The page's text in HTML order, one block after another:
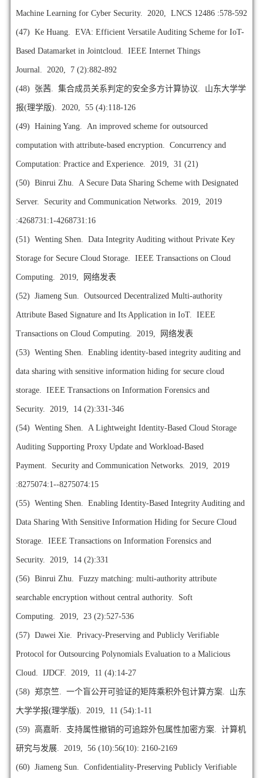
Machine Learning for Cyber Security. 2020, LNCS 12486 :578-592
(47) Ke Huang. EVA: Efficient Versatile Auditing Scheme for IoT-
Based Datamarket in Jointcloud. IEEE Internet Things
Journal. 2020, 7 (2):882-892
(48) 张茜. 集合成员关系判定的安全多方计算协议. 山东大学学
报(理学版). 2020, 55 (4):118-126
(49) Haining Yang. An improved scheme for outsourced
computation with attribute-based encryption. Concurrency and
Computation: Practice and Experience. 2019, 31 (21)
(50) Binrui Zhu. A Secure Data Sharing Scheme with Designated
Server. Security and Communication Networks. 2019, 2019
:4268731:1-4268731:16
(51) Wenting Shen. Data Integrity Auditing without Private Key
Storage for Secure Cloud Storage. IEEE Transactions on Cloud
Computing. 2019, 网络发表
(52) Jiameng Sun. Outsourced Decentralized Multi-authority
Attribute Based Signature and Its Application in IoT. IEEE
Transactions on Cloud Computing. 2019, 网络发表
(53) Wenting Shen. Enabling identity-based integrity auditing and
data sharing with sensitive information hiding for secure cloud
storage. IEEE Transactions on Information Forensics and
Security. 2019, 14 (2):331-346
(54) Wenting Shen. A Lightweight Identity-Based Cloud Storage
Auditing Supporting Proxy Update and Workload-Based
Payment. Security and Communication Networks. 2019, 2019
:8275074:1--8275074:15
(55) Wenting Shen. Enabling Identity-Based Integrity Auditing and
Data Sharing With Sensitive Information Hiding for Secure Cloud
Storage. IEEE Transactions on Information Forensics and
Security. 2019, 14 (2):331
(56) Binrui Zhu. Fuzzy matching: multi-authority attribute
searchable encryption without central authority. Soft
Computing. 2019, 23 (2):527-536
(57) Dawei Xie. Privacy-Preserving and Publicly Verifiable
Protocol for Outsourcing Polynomials Evaluation to a Malicious
Cloud. IJDCF. 2019, 11 (4):14-27
(58) 郑京竺. 一个盲公开可验证的矩阵乘积外包计算方案. 山东
大学学报(理学版). 2019, 11 (54):1-11
(59) 高嘉昕. 支持属性撤销的可追踪外包属性加密方案. 计算机
研究与发展. 2019, 56 (10):56(10): 2160-2169
(60) Jiameng Sun. Confidentiality-Preserving Publicly Verifiable